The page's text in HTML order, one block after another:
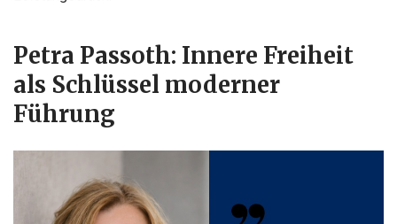
Petra Passoth: Innere Freiheit
als Schlüssel moderner
Führung